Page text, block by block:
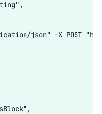
json" -X POST